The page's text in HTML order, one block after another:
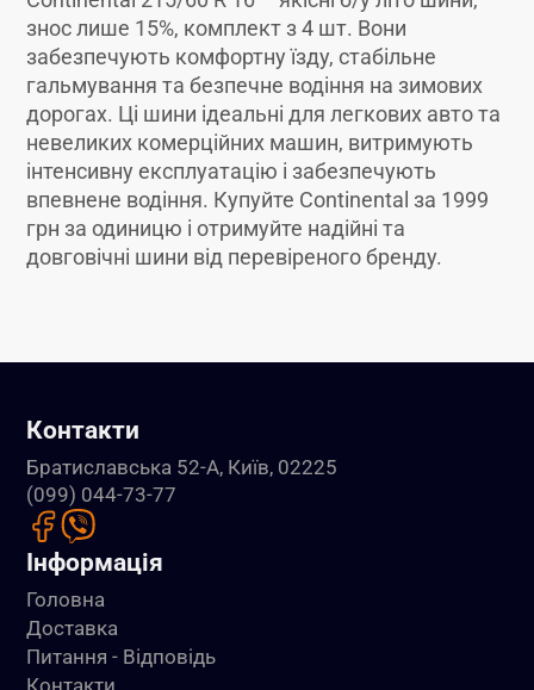
знос лише 15%, комплект з 4 шт. Вони
забезпечують комфортну їзду, стабільне
гальмування та безпечне водіння на зимових
дорогах. Ці шини ідеальні для легкових авто та
невеликих комерційних машин, витримують
інтенсивну експлуатацію і забезпечують
впевнене водіння. Купуйте Continental за 1999
грн за одиницю і отримуйте надійні та
довговічні шини від перевіреного бренду.
Контакти
Братиславська 52-А, Київ, 02225
(099) 044-73-77
Інформація
Головна
Доставка
Питання - Відповідь